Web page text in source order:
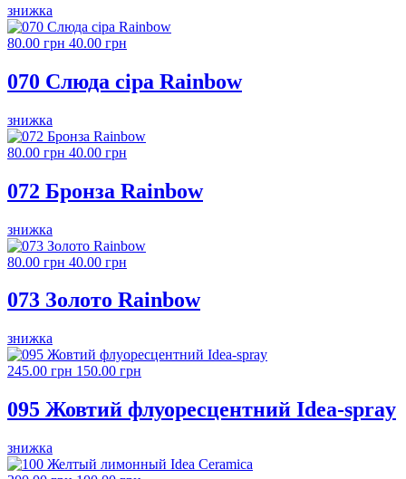
знижка
80.00 грн 40.00 грн
070 Слюда сіра Rainbow
знижка
80.00 грн 40.00 грн
072 Бронза Rainbow
знижка
80.00 грн 40.00 грн
073 Золото Rainbow
знижка
245.00 грн 150.00 грн
095 Жовтий флуоресцентний Idea-spray
знижка